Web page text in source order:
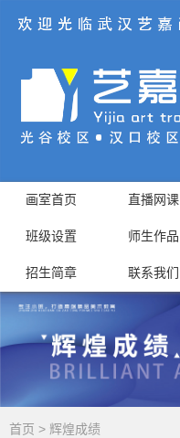
画室首页 直播网课
班级设置 师生作品
招生简章 联系我们
首页 > 辉煌成绩